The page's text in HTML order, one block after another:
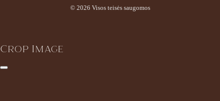
© 2026 Visos teisės saugomos
Crop Image